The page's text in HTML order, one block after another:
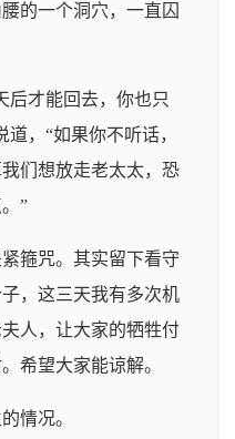
的一个洞穴，一直囚
后才能回去，你也只
，“如果你不听话，
们想放走老太太，恐
”
箍咒。其实留下看守
，这三天我有多次机
人，让大家的牺牲付
希望大家能谅解。
情况。